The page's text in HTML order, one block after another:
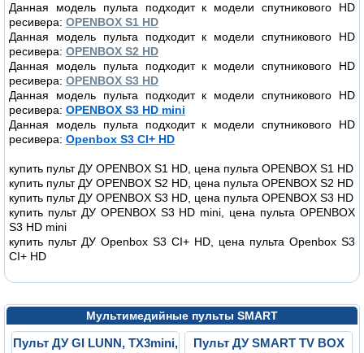
Данная модель пульта подходит к модели спутникового HD
ресивера: OPENBOX S1 HD
Данная модель пульта подходит к модели спутникового HD
ресивера: OPENBOX S2 HD
Данная модель пульта подходит к модели спутникового HD
ресивера: OPENBOX S3 HD
Данная модель пульта подходит к модели спутникового HD
ресивера: OPENBOX S3 HD mini
Данная модель пульта подходит к модели спутникового HD
ресивера: Openbox S3 CI+ HD
купить пульт ДУ OPENBOX S1 HD, цена пульта OPENBOX S1 HD
купить пульт ДУ OPENBOX S2 HD, цена пульта OPENBOX S2 HD
купить пульт ДУ OPENBOX S3 HD, цена пульта OPENBOX S3 HD
купить пульт ДУ OPENBOX S3 HD mini, цена пульта OPENBOX
S3 HD mini
купить пульт ДУ Openbox S3 CI+ HD, цена пульта Openbox S3
CI+ HD
Мультимедийные пульты SMART
Пульт ДУ GI LUNN, TX3mini,
Пульт ДУ SMART TV BOX